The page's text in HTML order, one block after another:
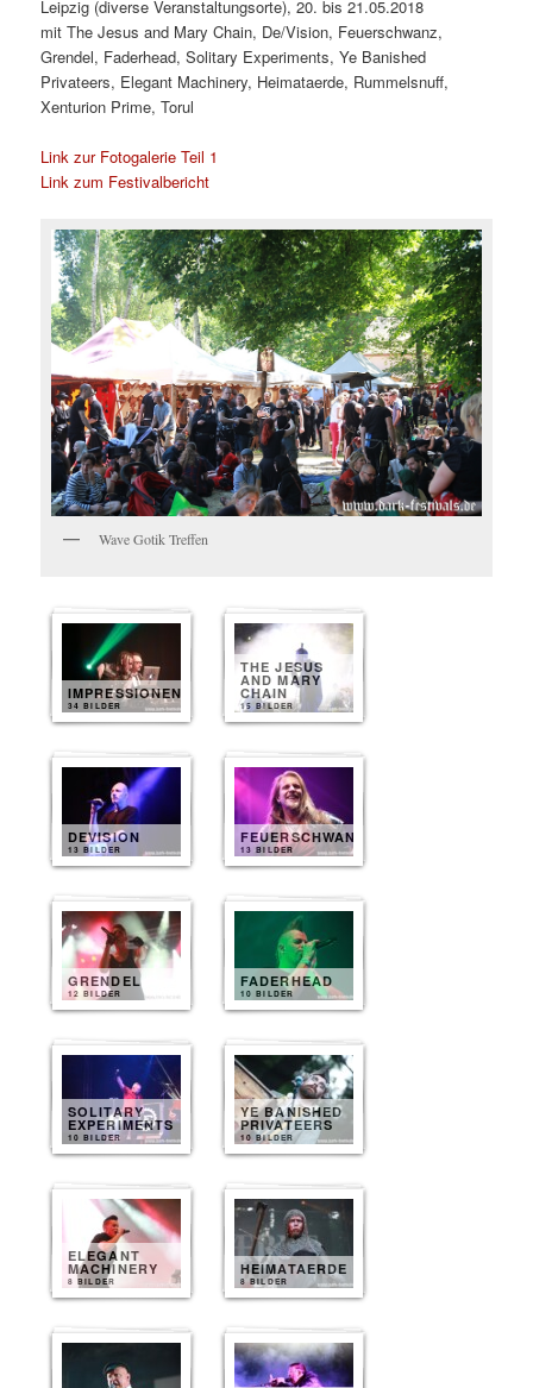
Leipzig (diverse Veranstaltungsorte), 20. bis 21.05.2018
mit The Jesus and Mary Chain, De/Vision, Feuerschwanz,
Grendel, Faderhead, Solitary Experiments, Ye Banished
Privateers, Elegant Machinery, Heimataerde, Rummelsnuff,
Xenturion Prime, Torul
Link zur Fotogalerie Teil 1
Link zum Festivalbericht
Wave Gotik Treffen
IMPRESSIONEN
34 BILDER
THE JESUS
AND MARY
CHAIN
15 BILDER
DEVISION
13 BILDER
FEUERSCHWANZ
13 BILDER
GRENDEL
12 BILDER
FADERHEAD
10 BILDER
SOLITARY
EXPERIMENTS
10 BILDER
YE BANISHED
PRIVATEERS
10 BILDER
ELEGANT
MACHINERY
8 BILDER
HEIMATAERDE
8 BILDER